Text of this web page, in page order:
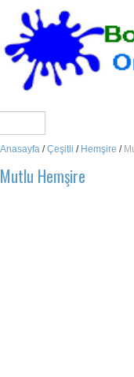
Anasayfa /Çeşitli / Hemşire /
Mutlu Hemşire